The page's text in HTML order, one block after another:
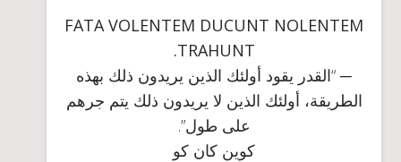
FATA VOLENTEM DUCUNT NOLENTEM
TRAHUNT.
─ “القدر يقود أولئك الذين يريدون ذلك بهذه
الطريقة، أولئك الذين لا يريدون ذلك يتم جرهم
على طول”.
كوين كان كو